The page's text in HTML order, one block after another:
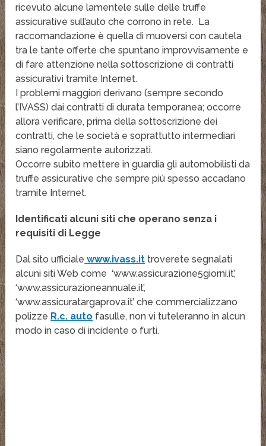
ricevuto alcune lamentele sulle delle truffe
assicurative sull’auto che corrono in rete. La
raccomandazione è quella di muoversi con cautela
tra le tante offerte che spuntano improvvisamente e
di fare attenzione nella sottoscrizione di contratti
assicurativi tramite Internet.
I problemi maggiori derivano (sempre secondo
l’IVASS) dai contratti di durata temporanea; occorre
allora verificare, prima della sottoscrizione dei
contratti, che le società e soprattutto intermediari
siano regolarmente autorizzati.
Occorre subito mettere in guardia gli automobilisti da
truffe assicurative che sempre più spesso accadano
tramite Internet.
Identificati alcuni siti che operano senza i
requisiti di Legge
Dal sito ufficiale www.ivass.it troverete segnalati
alcuni siti Web come ‘www.assicurazione5giorni.it’,
‘www.assicurazioneannuale.it’,
‘www.assicuratargaprova.it’ che commercializzano
polizze R.c. auto fasulle, non vi tuteleranno in alcun
modo in caso di incidente o furti.